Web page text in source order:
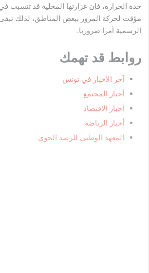
حدة الحرارة، فإن غزارتها المحلية قد تتسبب
مؤقت لحركة المرور ببعض المناطق، لذلك تبقى
الرسمية أمرا ضروريا.
روابط قد تهمك
آخر الأخبار في تونس
أخبار المجتمع
أخبار الاقتصاد
أخبار الرياضة
المعهد الوطني للرصد الجوي